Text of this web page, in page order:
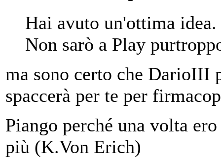
Hai avuto un'ottima
Non sarò a Play
ma sono certo che DarioIII
spaccerà per te per
Piango perché una volta
più (K.Von Erich)